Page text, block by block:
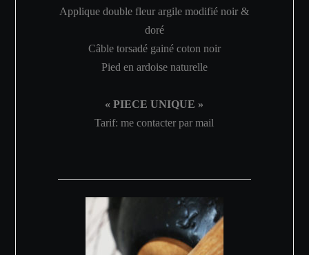
Applique double fleur argile modifié noir &
doré
Câble torsadé gainé coton noir
Pied en ardoise naturelle
« PIECE UNIQUE »
Tarif: me contacter par mail